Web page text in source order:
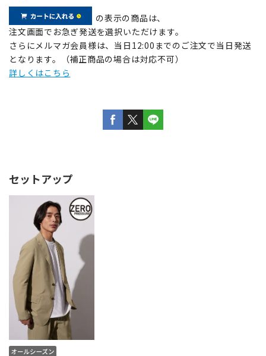
の表示の商品は、
注文画面でお急ぎ発送を選択いただけます。
さらにメルマガ会員様は、当日12:00までのご注文で当日発送
となります。（補正商品の場合は対応不可）
詳しくはこちら